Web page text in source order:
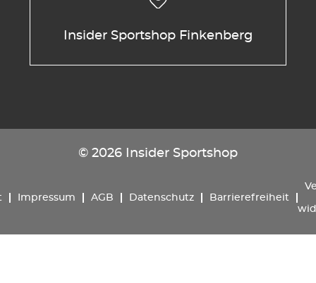
Insider Sportshop Finkenberg
© 2026 Insider Sportshop
Impressum AGB Datenschutz Barrierefreiheit